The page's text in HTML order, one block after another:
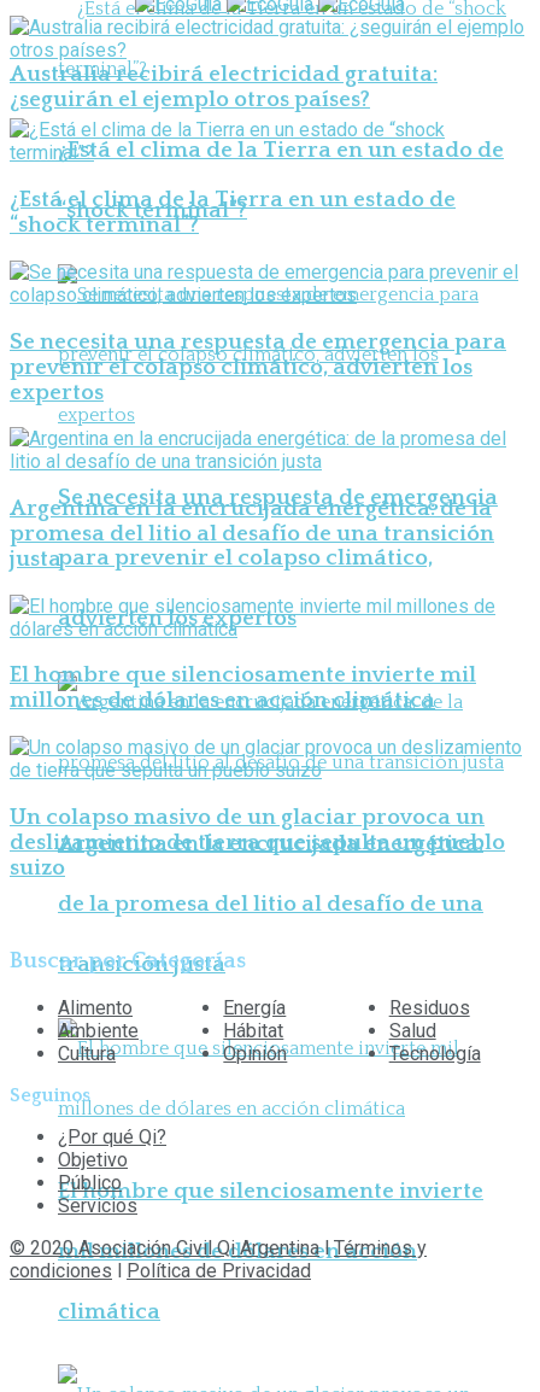
¿Está el clima de la Tierra en un estado de
“shock terminal”?
Se necesita una respuesta de emergencia
para prevenir el colapso climático,
advierten los expertos
Argentina en la encrucijada energética:
de la promesa del litio al desafío de una
transición justa
El hombre que silenciosamente invierte
mil millones de dólares en acción
climática
Australia recibirá electricidad gratuita:
¿seguirán el ejemplo otros países?
¿Está el clima de la Tierra en un estado de
“shock terminal”?
Se necesita una respuesta de emergencia para
prevenir el colapso climático, advierten los
expertos
Argentina en la encrucijada energética: de la
promesa del litio al desafío de una transición
justa
El hombre que silenciosamente invierte mil
millones de dólares en acción climática
Un colapso masivo de un glaciar provoca un
deslizamiento de tierra que sepulta un pueblo
suizo
Buscar por Categorías
Alimento
Ambiente
Cultura
Energía
Hábitat
Opinión
Residuos
Salud
Tecnología
Seguinos
¿Por qué Qi?
Objetivo
Público
Servicios
© 2020 Asociación Civil Qi ArgentinalTérminos y
condiciones l Política de Privacidad